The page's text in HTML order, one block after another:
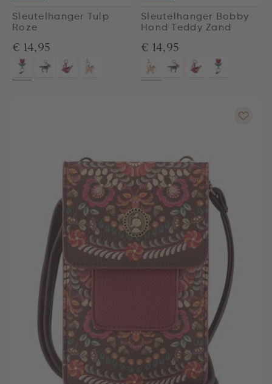
Sleutelhanger Tulp
Roze
€ 14,95
Sleutelhanger Bobby
Hond Teddy Zand
€ 14,95